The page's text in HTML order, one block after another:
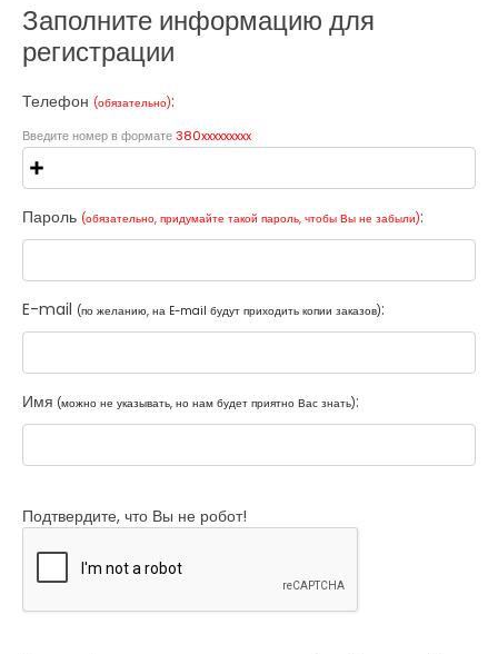
Заполните информацию для
регистрации
Телефон (обязательно):
Введите номер в формате380xxxxxxxxx
Пароль (обязательно, придумайте такой пароль, чтобы Вы не забыли):
E-mail (по желанию, на E-mail будут приходить копии заказов):
Имя (можно не указывать, но нам будет приятно Вас знать):
Подтвердите, что Вы не робот!